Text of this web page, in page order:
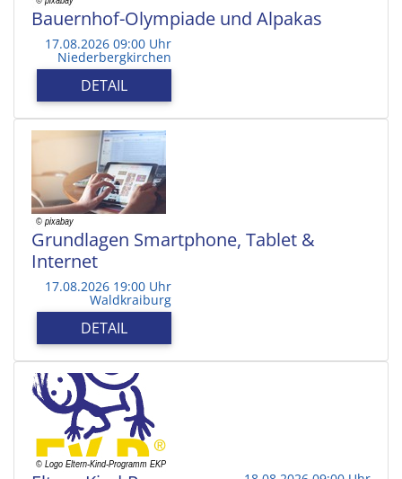
Bauernhof-Olympiade und Alpakas
17.08.2026 09:00 Uhr
Niederbergkirchen
DETAIL
Grundlagen Smartphone, Tablet &
Internet
17.08.2026 19:00 Uhr
Waldkraiburg
DETAIL